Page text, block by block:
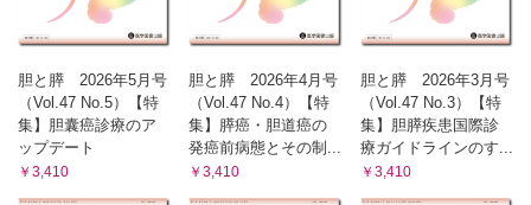
胆と膵 2026年5月号
（Vol.47 No.5）【特
集】胆囊癌診療のア
ップデート
￥3,410
胆と膵 2026年4月号
（Vol.47 No.4）【特
集】膵癌・胆道癌の
発癌前病態とその制...
￥3,410
胆と膵 2026年3月号
（Vol.47 No.3）【特
集】胆膵疾患国際診
療ガイドラインのす...
￥3,410